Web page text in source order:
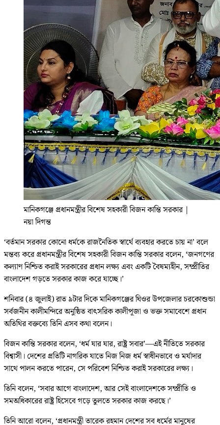
মানিকগঞ্জে প্রধানমন্ত্রীর বিশেষ সহকারী বিজন কান্তি সরকার |
নয়া দিগন্ত
‘বর্তমান সরকার কোনো ধর্মকে রাজনৈতিক স্বার্থে ব্যবহার করতে চায় না’ বলে
মন্তব্য করে প্রধানমন্ত্রীর বিশেষ সহকারী বিজন কান্তি সরকার বলেন, ‘জনগণের
কল্যাণ নিশ্চিত করাই সরকারের প্রধান লক্ষ্য এবং একটি বৈষম্যহীন, সম্প্রীতির
বাংলাদেশ গড়তে সরকার কাজ করে যাচ্ছে।’
শনিবার (৪ জুলাই) রাত ৯টার দিকে মানিকগঞ্জের ঘিওর উপজেলার চরকোশুন্ডা
সর্বজনীন কালীমন্দিরে অনুষ্ঠিত বাৎসরিক কালীপূজা ও ভক্ত সমাবেশে প্রধান
অতিথির বক্তব্যে তিনি এসব কথা বলেন।
বিজন কান্তি সরকার বলেন, ‘ধর্ম যার যার, রাষ্ট্র সবার’—এই নীতিতে সরকার
বিশ্বাসী। দেশের প্রতিটি নাগরিক যাতে নিজ নিজ ধর্ম স্বাধীনভাবে ও মর্যাদার
সাথে পালন করতে পারেন, সে পরিবেশ নিশ্চিত করাই সরকারের লক্ষ্য।
তিনি বলেন, ‘সবার আগে বাংলাদেশ, আর সেই বাংলাদেশকে সম্প্রীতি ও
সমঅধিকারের রাষ্ট্র হিসেবে গড়ে তুলতে সরকার কাজ করছে।’
তিনি আরো বলেন, ‘প্রধানমন্ত্রী তারেক রহমান দেশের সব ধর্মের মানুষের